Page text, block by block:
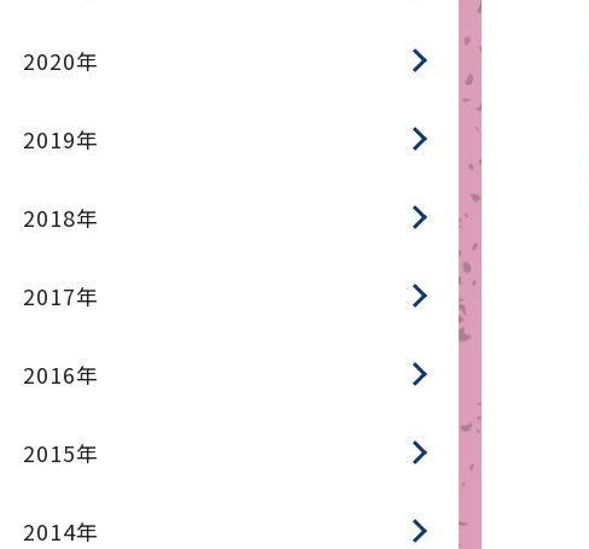
2020年
2019年
2018年
2017年
2016年
2015年
2014年